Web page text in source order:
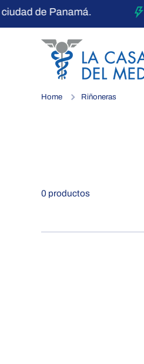
Ir directamente al contenido
de Panamá.
Home Riñoneras
0 productos